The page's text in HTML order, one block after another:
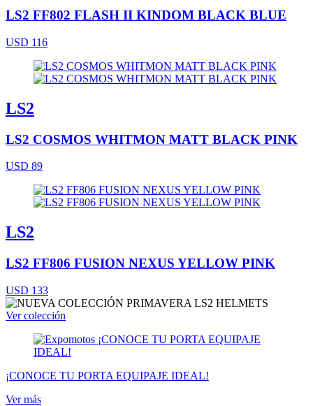
LS2 FF802 FLASH II KINDOM BLACK BLUE
USD 116
LS2
LS2 COSMOS WHITMON MATT BLACK PINK
USD 89
LS2
LS2 FF806 FUSION NEXUS YELLOW PINK
USD 133
Ver colección
¡CONOCE TU PORTA EQUIPAJE IDEAL!
Ver más